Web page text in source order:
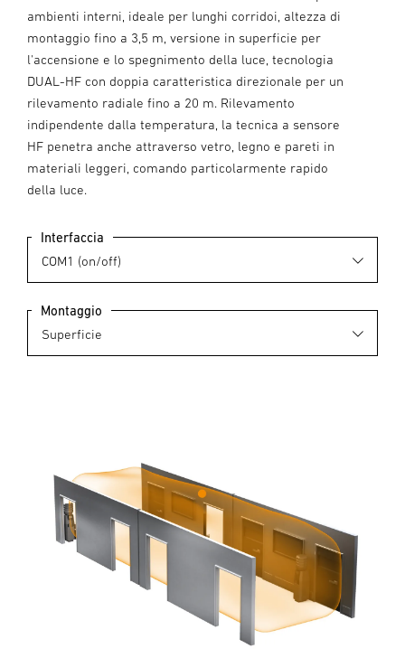
ambienti interni, ideale per lunghi corridoi, altezza di
montaggio fino a 3,5 m, versione in superficie per
l'accensione e lo spegnimento della luce, tecnologia
DUAL-HF con doppia caratteristica direzionale per un
rilevamento radiale fino a 20 m. Rilevamento
indipendente dalla temperatura, la tecnica a sensore
HF penetra anche attraverso vetro, legno e pareti in
materiali leggeri, comando particolarmente rapido
della luce.
Interfaccia
Montaggio